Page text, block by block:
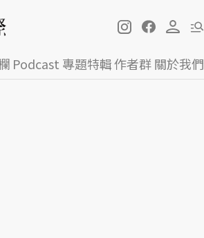
Podcast 專題特輯作者群關於我們